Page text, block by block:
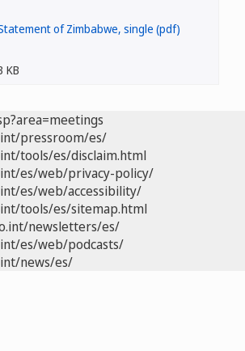
KB
pressroom/es/
tools/es/disclaim.html
es/web/privacy-policy/
es/web/accessibility/
tools/es/sitemap.html
newsletters/es/
es/web/podcasts/
news/es/